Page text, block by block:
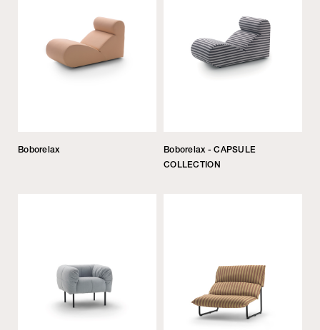
Boborelax
Boborelax - CAPSULE
COLLECTION